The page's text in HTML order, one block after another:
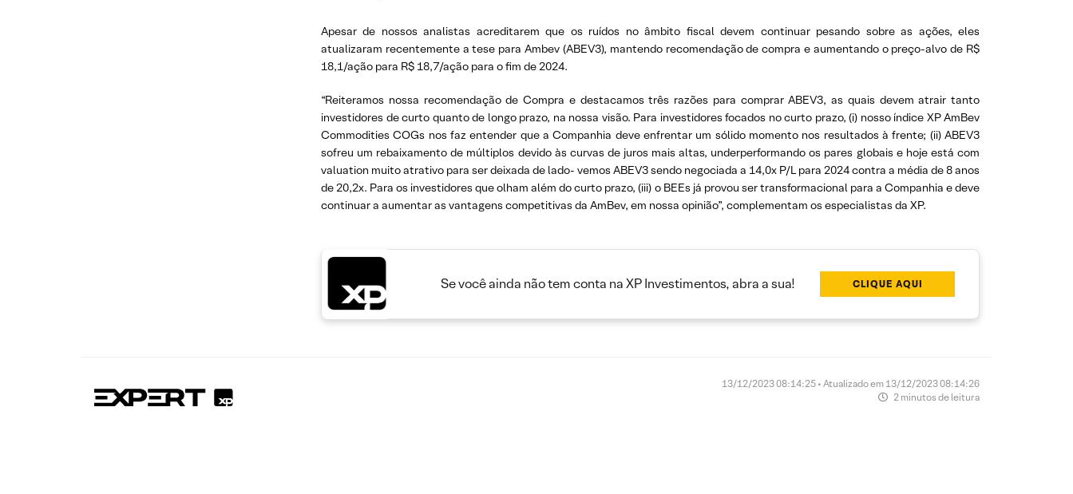
Apesar de nossos analistas acreditarem que os ruídos no âmbito fiscal devem continuar pesando sobre as ações, eles
atualizaram recentemente a tese para Ambev (ABEV3), mantendo recomendação de compra e aumentando o preço-alvo de R$
18,1/ação para R$ 18,7/ação para o fim de 2024.
“Reiteramos nossa recomendação de Compra e destacamos três razões para comprar ABEV3, as quais devem atrair tanto
investidores de curto quanto de longo prazo, na nossa visão. Para investidores focados no curto prazo, (i) nosso índice XP AmBev
Commodities COGs nos faz entender que a Companhia deve enfrentar um sólido momento nos resultados à frente; (ii) ABEV3
sofreu um rebaixamento de múltiplos devido às curvas de juros mais altas, underperformando os pares globais e hoje está com
valuation muito atrativo para ser deixada de lado- vemos ABEV3 sendo negociada a 14,0x P/L para 2024 contra a média de 8 anos
de 20,2x. Para os investidores que olham além do curto prazo, (iii) o BEEs já provou ser transformacional para a Companhia e deve
continuar a aumentar as vantagens competitivas da AmBev, em nossa opinião”, complementam os especialistas da XP.
Se você ainda não tem conta na XP Investimentos, abra a sua! CLIQUE AQUI
13/12/2023 08:14:25 • Atualizado em 13/12/2023 08:14:26
2 minutos de leitura